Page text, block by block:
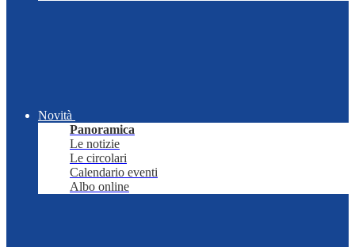
Novità
Panoramica
Le notizie
Le circolari
Calendario eventi
Albo online